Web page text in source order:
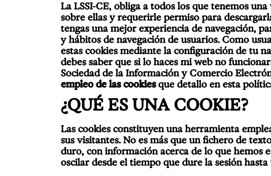
La LSSI-CE, obliga a todos los que tenemos
sobre ellas y requerirle permiso para
tengas una mejor experiencia de navegación,
y hábitos de navegación de usuarios. Como
estas cookies mediante la configuración de tu
debes saber que si lo haces mi web no
Sociedad de la Información y Comercio
empleo de las cookiesque detallo en esta
¿QUÉ ES UNA COOKIE?
Las cookies constituyen una herramienta
sus visitantes. No es más que un fichero de
duro, con información acerca de lo que hemos
oscilar desde el tiempo que dure la sesión